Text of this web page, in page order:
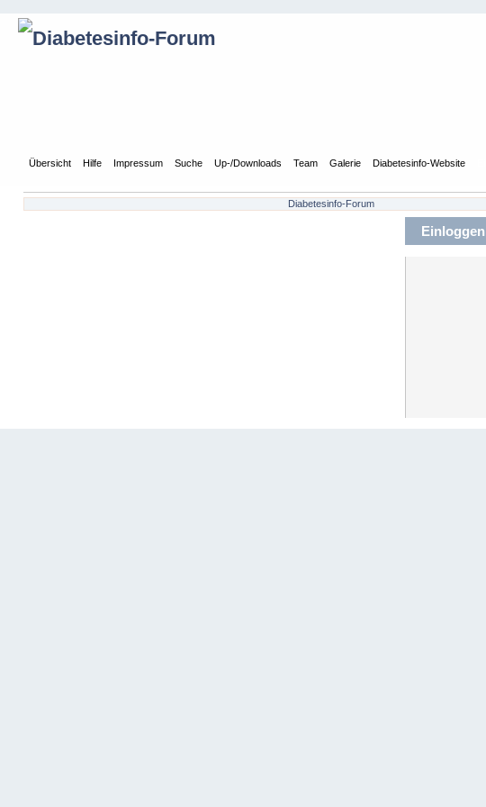
Übersicht Hilfe Impressum Suche Up-/Downloads Team Galerie Diabetesinfo-Website
Diabetesinfo-Forum
Einloggen